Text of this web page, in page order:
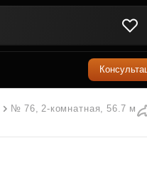
№ 76, 2-комнатная, 56.7 м²